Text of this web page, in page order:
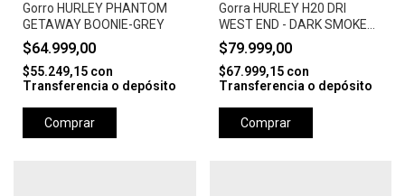
Gorro HURLEY PHANTOM
GETAWAY BOONIE-GREY
$64.999,00
$55.249,15 con
Transferencia o depósito
Comprar
Gorra HURLEY H20 DRI
WEST END - DARK SMOKE
GREY
$79.999,00
$67.999,15 con
Transferencia o depósito
Comprar